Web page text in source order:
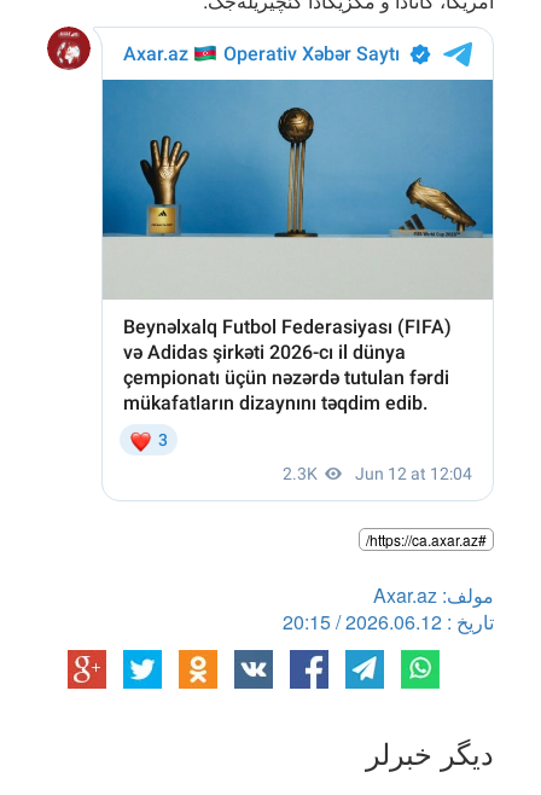
#https://ca.axar.az/
مولف: Axar.az
تاریخ : 2026.06.12 / 20:15
دیگر خبرلر